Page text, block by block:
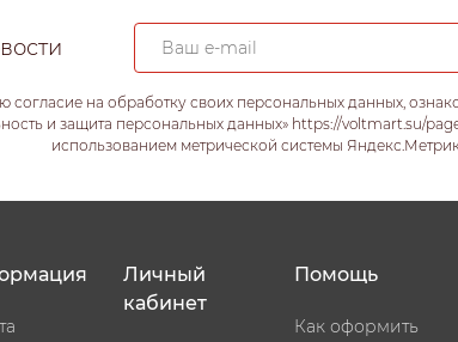
согласие на обработку своих персональных данных,
и защита персональных данных» https://voltmart.su/
использованием метрической системы
Личный
кабинет
Помощь
Как оформить